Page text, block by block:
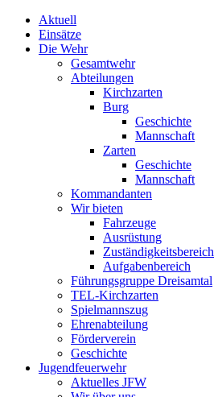
Aktuell
Einsätze
Die Wehr
Gesamtwehr
Abteilungen
Kirchzarten
Burg
Geschichte
Mannschaft
Zarten
Geschichte
Mannschaft
Kommandanten
Wir bieten
Fahrzeuge
Ausrüstung
Zuständigkeitsbereich
Aufgabenbereich
Führungsgruppe Dreisamtal
TEL-Kirchzarten
Spielmannszug
Ehrenabteilung
Förderverein
Geschichte
Jugendfeuerwehr
Aktuelles JFW